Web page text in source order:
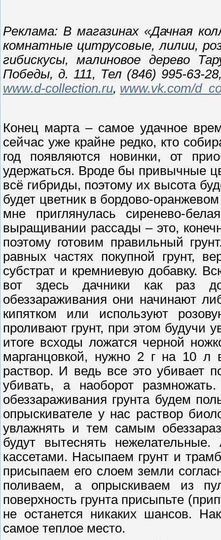
Реклама: В магазинах «Дачная
комнатные цитрусовые, лилии,
гибискусы, малиновое дерево
Победы, д. 111, Тел (846) 995-63-
www.d-collection.ru, www.vk.com/d_
Конец марта – самое удачное
сейчас уже крайне редко, кто
год появляются новинки, от
удержаться. Вроде бы привычные
всё гибриды, поэтому их высота
будет цветник в бордово-
мне приглянулась сиренево-
выращивании рассады – это,
поэтому готовим правильный
равных частях покупной грунт,
субстрат и кремниевую добавку.
вот здесь дачники как раз
обеззараживания они начинают
кипятком или используют
проливают грунт, при этом будучи
итоге всходы ложатся черной
марганцовкой, нужно 2 г на 10
раствор. И ведь все это убивает
убивать, а наоборот
обеззараживания грунта будем
опрыскивателе у нас раствор
увлажнять и тем самым
будут вытеснять
кассетами. Насыпаем грунт и
присыпаем его слоем земли
поливаем, а опрыскиваем из
поверхность грунта присыпьте
не останется никаких шансов.
самое теплое место.